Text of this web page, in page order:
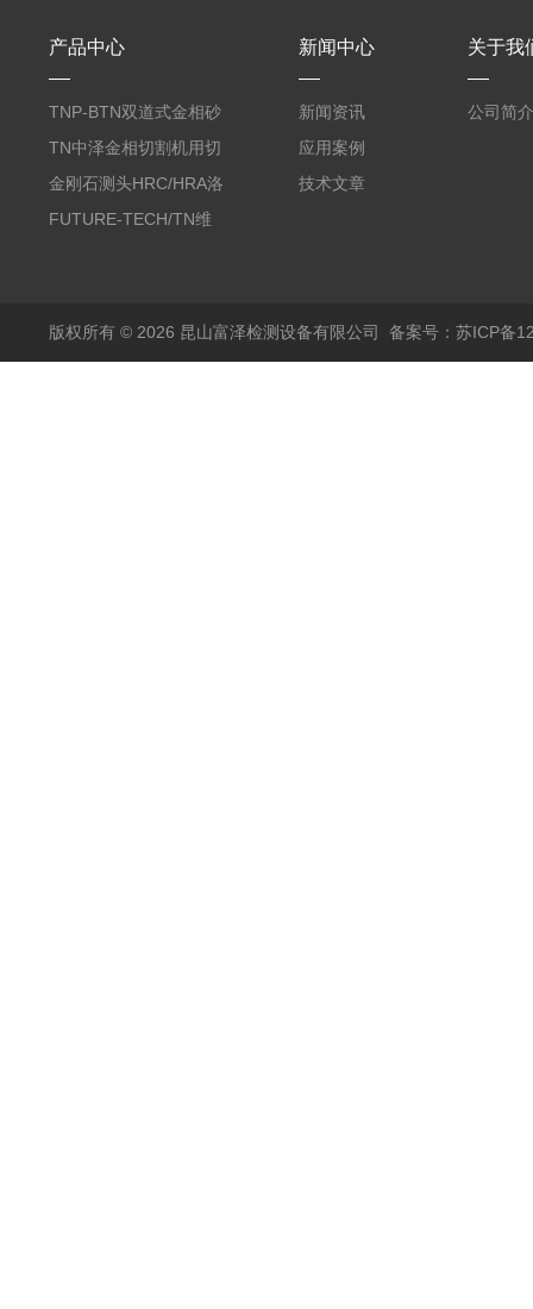
产品中心
TNP-BTN双道式金相砂
带机/金相研磨机
TN中泽金相切割机用切
削油/金相冷却液
金刚石测头HRC/HRA洛
氏硬度计专用
FUTURE-TECH/TN维
新闻中心
新闻资讯
应用案例
技术文章
关于我
公司简介
版权所有 © 2026 昆山富泽检测设备有限公司 备案号：苏ICP备